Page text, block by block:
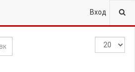
Вход
ЧЕЛЯБИНСКАЯ ОБЛАСТЬ
Кол-
во